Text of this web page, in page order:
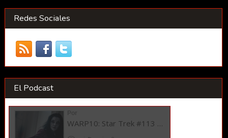
Redes Sociales
El Podcast